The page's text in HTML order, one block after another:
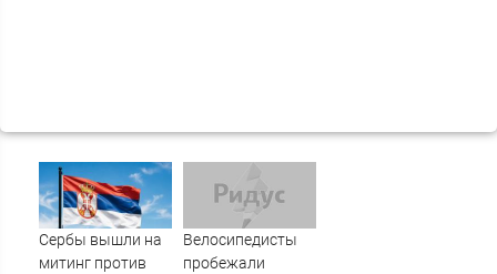
Сербы вышли на
митинг против
Велосипедисты
пробежали